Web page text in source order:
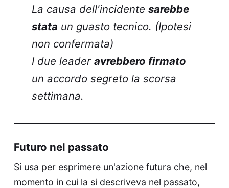
La causa dell'incidentesarebbe
stata un guasto tecnico. (Ipotesi
non confermata)
I due leaderavrebbero firmato
un accordo segreto la scorsa
settimana.
Futuro nel passato
Si usa per esprimere un'azione futura che, nel
momento in cui la si descriveva nel passato,